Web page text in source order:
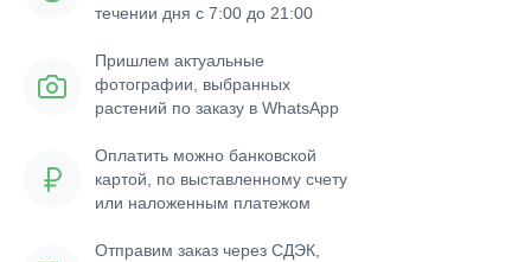
течении дня с 7:00 до 21:00
Пришлем актуальные
фотографии, выбранных
растений по заказу в WhatsApp
Отправим заказ через СДЭК,
Оплатить можно банковской
картой, по выставленному счету
или наложенным платежом